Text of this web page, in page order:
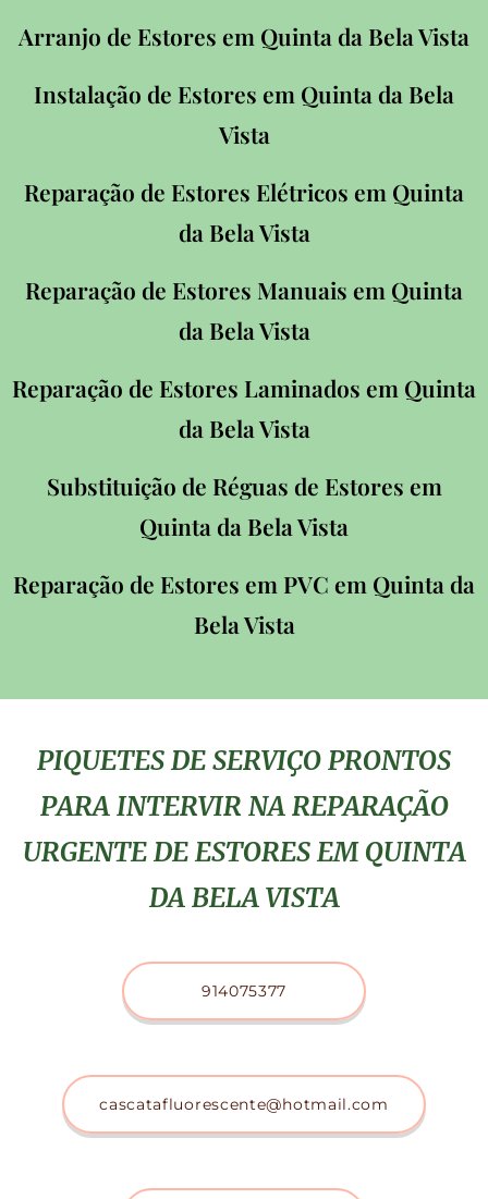
Arranjo de Estores em Quinta da Bela Vista
Instalação de Estores em Quinta da Bela
Vista
Reparação de Estores Elétricos em Quinta
da Bela Vista
Reparação de Estores Manuais em Quinta
da Bela Vista
Reparação de Estores Laminados em Quinta
da Bela Vista
Substituição de Réguas de Estores em
Quinta da Bela Vista
Reparação de Estores em PVC em Quinta da
Bela Vista
PIQUETES DE SERVIÇO PRONTOS
PARA INTERVIR NA REPARAÇÃO
URGENTE DE ESTORES EM QUINTA
DA BELA VISTA
914075377
cascatafluorescente@hotmail.com